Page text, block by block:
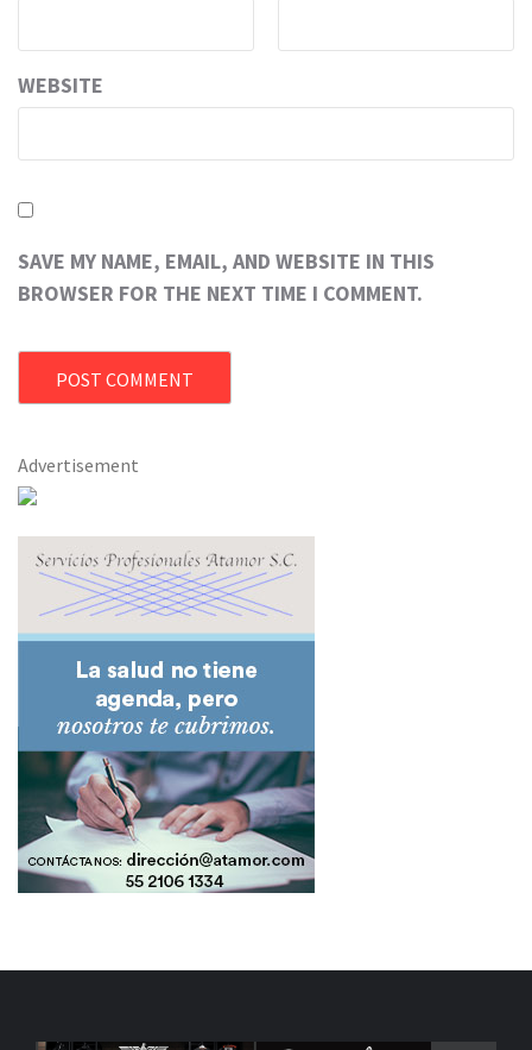
WEBSITE
SAVE MY NAME, EMAIL, AND WEBSITE IN THIS
BROWSER FOR THE NEXT TIME I COMMENT.
Advertisement